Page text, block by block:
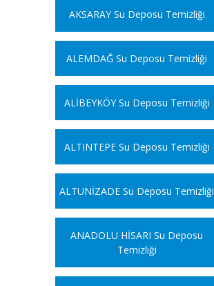
AKSARAY Su Deposu Temizliği
ALEMDAĞ Su Deposu Temizliği
ALİBEYKÖY Su Deposu Temizliği
ALTINTEPE Su Deposu Temizliği
ALTUNİZADE Su Deposu Temizliği
ANADOLU HİSARI Su Deposu
Temizliği